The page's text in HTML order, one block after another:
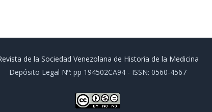
de la Sociedad Venezolana de Historia de la Medicina
Depósito Legal Nº: pp 194502CA94 - ISSN: 0560-4567